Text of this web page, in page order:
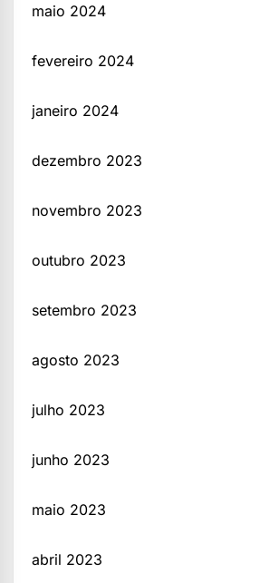
maio 2024
fevereiro 2024
janeiro 2024
dezembro 2023
novembro 2023
outubro 2023
setembro 2023
agosto 2023
julho 2023
junho 2023
maio 2023
abril 2023